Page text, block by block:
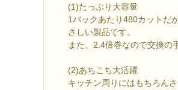
(1)たっぷり大容量
1バックあたり480カットだ
さしい製品です。
また、2.4倍巻なので交換の
(2)あちこち大活躍
キッチン周りにはもちろん